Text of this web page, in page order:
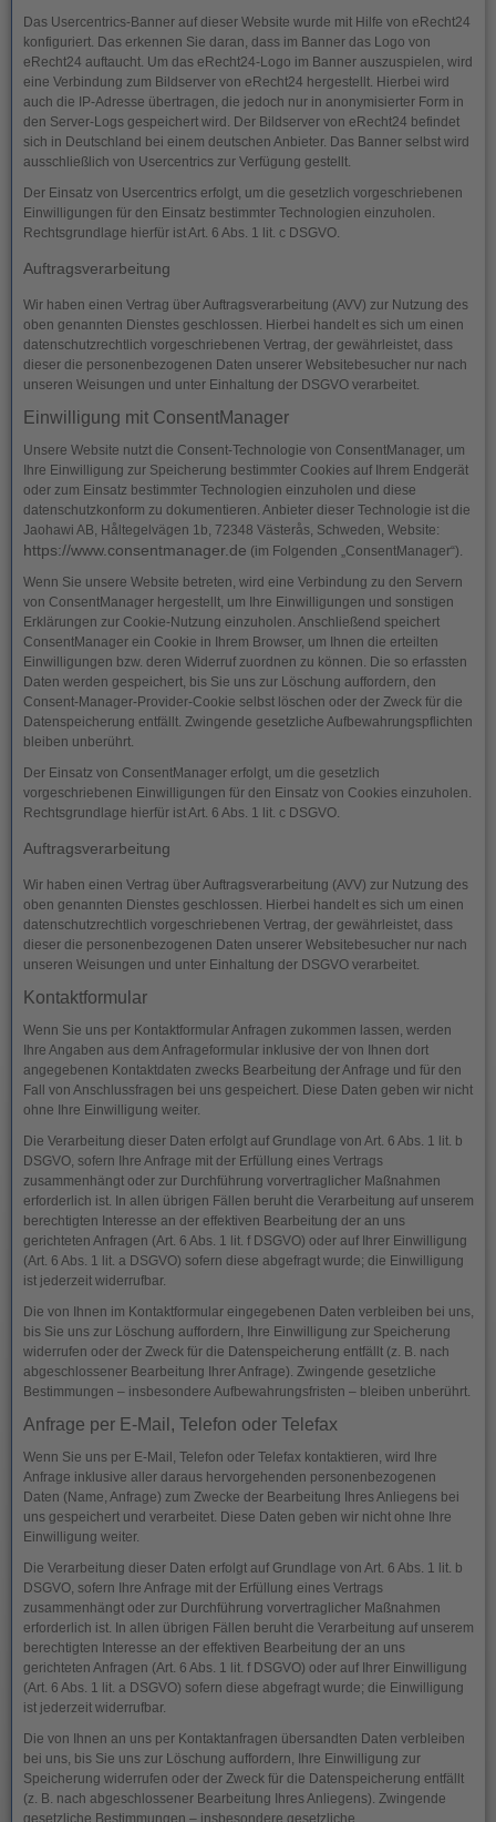
Das Usercentrics-Banner auf dieser Website wurde mit Hilfe von eRecht24
konfiguriert. Das erkennen Sie daran, dass im Banner das Logo von
eRecht24 auftaucht. Um das eRecht24-Logo im Banner auszuspielen, wird
eine Verbindung zum Bildserver von eRecht24 hergestellt. Hierbei wird
auch die IP-Adresse übertragen, die jedoch nur in anonymisierter Form in
den Server-Logs gespeichert wird. Der Bildserver von eRecht24 befindet
sich in Deutschland bei einem deutschen Anbieter. Das Banner selbst wird
ausschließlich von Usercentrics zur Verfügung gestellt.
Der Einsatz von Usercentrics erfolgt, um die gesetzlich vorgeschriebenen
Einwilligungen für den Einsatz bestimmter Technologien einzuholen.
Rechtsgrundlage hierfür ist Art. 6 Abs. 1 lit. c DSGVO.
Auftragsverarbeitung
Wir haben einen Vertrag über Auftragsverarbeitung (AVV) zur Nutzung des
oben genannten Dienstes geschlossen. Hierbei handelt es sich um einen
datenschutzrechtlich vorgeschriebenen Vertrag, der gewährleistet, dass
dieser die personenbezogenen Daten unserer Websitebesucher nur nach
unseren Weisungen und unter Einhaltung der DSGVO verarbeitet.
Einwilligung mit ConsentManager
Unsere Website nutzt die Consent-Technologie von ConsentManager, um
Ihre Einwilligung zur Speicherung bestimmter Cookies auf Ihrem Endgerät
oder zum Einsatz bestimmter Technologien einzuholen und diese
datenschutzkonform zu dokumentieren. Anbieter dieser Technologie ist die
Jaohawi AB, Håltegelvägen 1b, 72348 Västerås, Schweden, Website:
https://www.consentmanager.de (im Folgenden „ConsentManager“).
Wenn Sie unsere Website betreten, wird eine Verbindung zu den Servern
von ConsentManager hergestellt, um Ihre Einwilligungen und sonstigen
Erklärungen zur Cookie-Nutzung einzuholen. Anschließend speichert
ConsentManager ein Cookie in Ihrem Browser, um Ihnen die erteilten
Einwilligungen bzw. deren Widerruf zuordnen zu können. Die so erfassten
Daten werden gespeichert, bis Sie uns zur Löschung auffordern, den
Consent-Manager-Provider-Cookie selbst löschen oder der Zweck für die
Datenspeicherung entfällt. Zwingende gesetzliche Aufbewahrungspflichten
bleiben unberührt.
Der Einsatz von ConsentManager erfolgt, um die gesetzlich
vorgeschriebenen Einwilligungen für den Einsatz von Cookies einzuholen.
Rechtsgrundlage hierfür ist Art. 6 Abs. 1 lit. c DSGVO.
Auftragsverarbeitung
Wir haben einen Vertrag über Auftragsverarbeitung (AVV) zur Nutzung des
oben genannten Dienstes geschlossen. Hierbei handelt es sich um einen
datenschutzrechtlich vorgeschriebenen Vertrag, der gewährleistet, dass
dieser die personenbezogenen Daten unserer Websitebesucher nur nach
unseren Weisungen und unter Einhaltung der DSGVO verarbeitet.
Kontaktformular
Wenn Sie uns per Kontaktformular Anfragen zukommen lassen, werden
Ihre Angaben aus dem Anfrageformular inklusive der von Ihnen dort
angegebenen Kontaktdaten zwecks Bearbeitung der Anfrage und für den
Fall von Anschlussfragen bei uns gespeichert. Diese Daten geben wir nicht
ohne Ihre Einwilligung weiter.
Die Verarbeitung dieser Daten erfolgt auf Grundlage von Art. 6 Abs. 1 lit. b
DSGVO, sofern Ihre Anfrage mit der Erfüllung eines Vertrags
zusammenhängt oder zur Durchführung vorvertraglicher Maßnahmen
erforderlich ist. In allen übrigen Fällen beruht die Verarbeitung auf unserem
berechtigten Interesse an der effektiven Bearbeitung der an uns
gerichteten Anfragen (Art. 6 Abs. 1 lit. f DSGVO) oder auf Ihrer Einwilligung
(Art. 6 Abs. 1 lit. a DSGVO) sofern diese abgefragt wurde; die Einwilligung
ist jederzeit widerrufbar.
Die von Ihnen im Kontaktformular eingegebenen Daten verbleiben bei uns,
bis Sie uns zur Löschung auffordern, Ihre Einwilligung zur Speicherung
widerrufen oder der Zweck für die Datenspeicherung entfällt (z. B. nach
abgeschlossener Bearbeitung Ihrer Anfrage). Zwingende gesetzliche
Bestimmungen – insbesondere Aufbewahrungsfristen – bleiben unberührt.
Anfrage per E-Mail, Telefon oder Telefax
Wenn Sie uns per E-Mail, Telefon oder Telefax kontaktieren, wird Ihre
Anfrage inklusive aller daraus hervorgehenden personenbezogenen
Daten (Name, Anfrage) zum Zwecke der Bearbeitung Ihres Anliegens bei
uns gespeichert und verarbeitet. Diese Daten geben wir nicht ohne Ihre
Einwilligung weiter.
Die Verarbeitung dieser Daten erfolgt auf Grundlage von Art. 6 Abs. 1 lit. b
DSGVO, sofern Ihre Anfrage mit der Erfüllung eines Vertrags
zusammenhängt oder zur Durchführung vorvertraglicher Maßnahmen
erforderlich ist. In allen übrigen Fällen beruht die Verarbeitung auf unserem
berechtigten Interesse an der effektiven Bearbeitung der an uns
gerichteten Anfragen (Art. 6 Abs. 1 lit. f DSGVO) oder auf Ihrer Einwilligung
(Art. 6 Abs. 1 lit. a DSGVO) sofern diese abgefragt wurde; die Einwilligung
ist jederzeit widerrufbar.
Die von Ihnen an uns per Kontaktanfragen übersandten Daten verbleiben
bei uns, bis Sie uns zur Löschung auffordern, Ihre Einwilligung zur
Speicherung widerrufen oder der Zweck für die Datenspeicherung entfällt
(z. B. nach abgeschlossener Bearbeitung Ihres Anliegens). Zwingende
gesetzliche Bestimmungen – insbesondere gesetzliche